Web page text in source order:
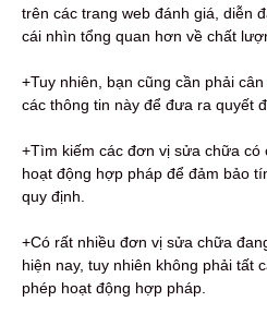
trên các trang web đánh giá, diễn
cái nhìn tổng quan hơn về chất
+Tuy nhiên, bạn cũng cần phải
các thông tin này để đưa ra quyết
+Tìm kiếm các đơn vị sửa chữa có
hoạt động hợp pháp để đảm bảo
quy định.
+Có rất nhiều đơn vị sửa chữa
hiện nay, tuy nhiên không phải tất
phép hoạt động hợp pháp.